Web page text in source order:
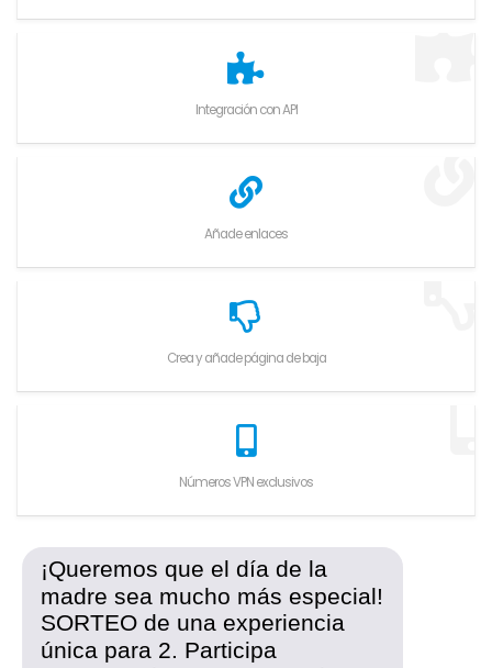
Integración con API
Añade enlaces
Crea y añade página de baja
Números VPN exclusivos